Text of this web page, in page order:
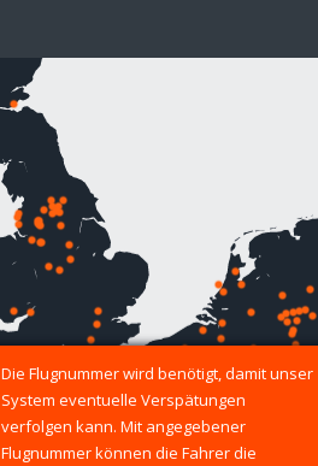
Die Flugnummer wird benötigt, damit unser
System eventuelle Verspätungen
verfolgen kann. Mit angegebener
Flugnummer können die Fahrer die